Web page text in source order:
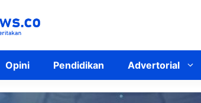
Opini Pendidikan Advertorial